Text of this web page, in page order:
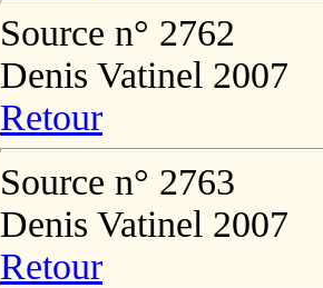
Source n° 2762
Denis Vatinel 2007
Retour
Source n° 2763
Denis Vatinel 2007
Retour